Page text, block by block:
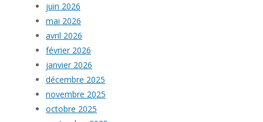
juin 2026
mai 2026
avril 2026
février 2026
janvier 2026
décembre 2025
novembre 2025
octobre 2025